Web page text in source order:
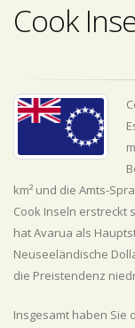
Cook
km² und die Amts-
Cook Inseln erstreckt
hat Avarua als
Neuseeländische
die Preistendenz
Insgesamt haben Sie